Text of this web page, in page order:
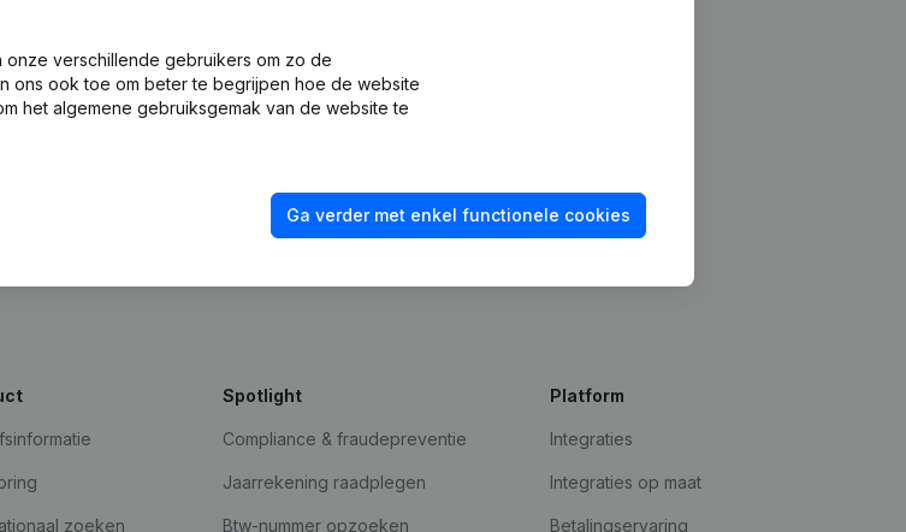
verschillende gebruikers om zo de
ons ook toe om beter te begrijpen hoe de website
het algemene gebruiksgemak van de website te
Ga verder met enkel functionele cookies
zoeken
Spotlight
Compliance & fraudepreventie
Jaarrekening raadplegen
Btw-nummer opzoeken
Platform
Integraties
Integraties op maat
Betalingservaring